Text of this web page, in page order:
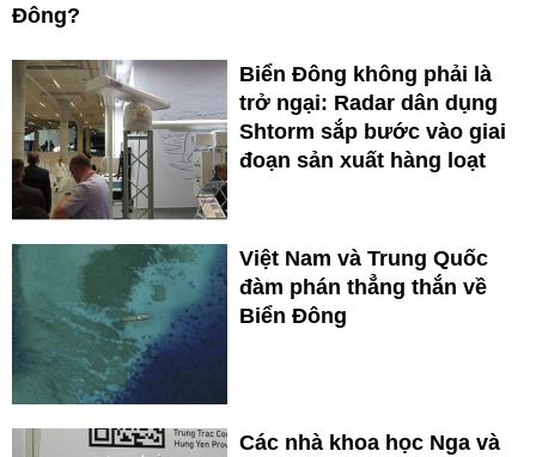
Đông?
Biển Đông không phải là
trở ngại: Radar dân dụng
Shtorm sắp bước vào giai
đoạn sản xuất hàng loạt
Việt Nam và Trung Quốc
đàm phán thẳng thắn về
Biển Đông
Các nhà khoa học Nga và